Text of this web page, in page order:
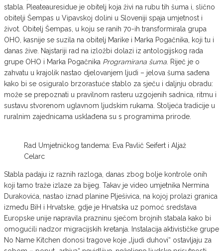
stabla. Pleateauresidue je obitelj koja živi na rubu tih šuma i, slično
obitelji Šempas u Vipavskoj dolini u Sloveniji spaja umjetnost i
život. Obitelj Šempas, u koju se ranih 70-ih transformirala grupa
OHO, kasnije se suzila na obitelj Marike i Marka Pogačnika, koji tu i
danas žive. Najstariji rad na izložbi dolazi iz antologijskog rada
grupe OHO i Marka Pogačnika Programirana šuma . Riječ je o
zahvatu u krajolik nastao djelovanjem ljudi – jelova šuma sađena
kako bi se osiguralo brzorastuće stablo za sječu i daljnju obradu:
može se prepoznati u pravilnom rasteru uzgojenih sadnica, ritmu i
sustavu stvorenom uglavnom ljudskim rukama. Stoljeća tradicije u
ruralnim zajednicama usklađena su s programima prirode.
Rad Umjetničkog tandema: Eva Pavlič Seifert i Aljaž
Celarc
Stabla padaju iz raznih razloga, danas zbog bolje kontrole onih
koji tamo traže izlaze za bijeg. Takav je video umjetnika Nermina
Durakovića, nastao iznad planine Plješivica, na kojoj prolazi granica
između BiH i Hrvatske, gdje je Hrvatska uz pomoć sredstava
Europske unije napravila prazninu sječom brojnih stabala kako bi
omogućili nadzor migracijskih kretanja. Instalacija aktivističke grupe
No Name Kitchen donosi tragove koje „ljudi duhovi“ ostavljaju za